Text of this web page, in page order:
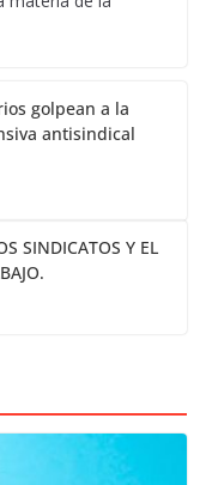
golpean a la
antisindical
SINDICATOS Y EL